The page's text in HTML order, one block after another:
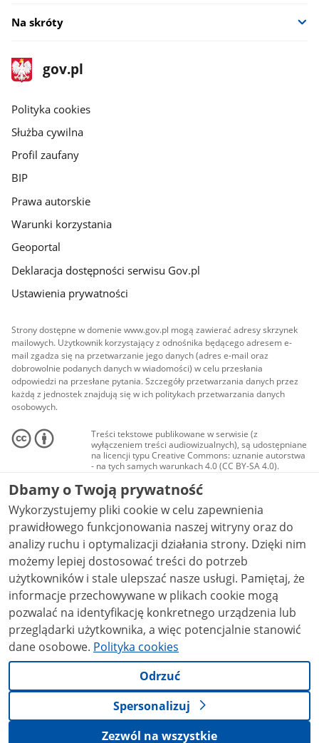
Na skróty
stopka
gov.pl
Strona
gov.pl
gov.pl
Polityka cookies
Służba cywilna
Profil zaufany
BIP
Prawa autorskie
Warunki korzystania
Geoportal
Deklaracja dostępności serwisu Gov.pl
Ustawienia prywatności
Strony dostępne w domenie www.gov.pl mogą zawierać adresy skrzynek
mailowych. Użytkownik korzystający z odnośnika będącego adresem e-
mail zgadza się na przetwarzanie jego danych (adres e-mail oraz
dobrowolnie podanych danych w wiadomości) w celu przesłania
odpowiedzi na przesłane pytania. Szczegóły przetwarzania danych przez
każdą z jednostek znajdują się w ich politykach przetwarzania danych
osobowych.
Treści tekstowe publikowane w serwisie (z
wyłączeniem treści audiowizualnych), są udostępniane
na licencji typu Creative Commons: uznanie autorstwa
- na tych samych warunkach 4.0 (CC BY-SA 4.0).
Materiały audiowizualne, w tym zdjęcia, materiały
audio i wideo, są udostępniane na licencji typu
Creative Commons: uznanie autorstwa użycie
niekomercyjne - bez utworów zależnych 4.0 (CC BY-
NC-ND 4.0), o ile nie jest to stwierdzone inaczej.
Dbamy o Twoją prywatność
Wykorzystujemy pliki cookie w celu zapewnienia
prawidłowego funkcjonowania naszej witryny oraz do
analizy ruchu i optymalizacji działania strony. Dzięki nim
możemy lepiej dostosować treści do potrzeb
użytkowników i stale ulepszać nasze usługi. Pamiętaj, że
informacje przechowywane w plikach cookie mogą
pozwalać na identyfikację konkretnego urządzenia lub
przeglądarki użytkownika, a więc potencjalnie stanowić
dane osobowe. Polityka cookies
Odrzuć
Spersonalizuj
Zezwól na wszystkie